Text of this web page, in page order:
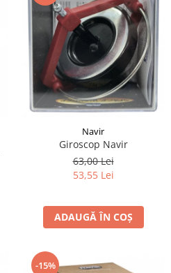
Navir
Giroscop Navir
63,00 Lei
53,55 Lei
ADAUGĂ ÎN COȘ
-15%